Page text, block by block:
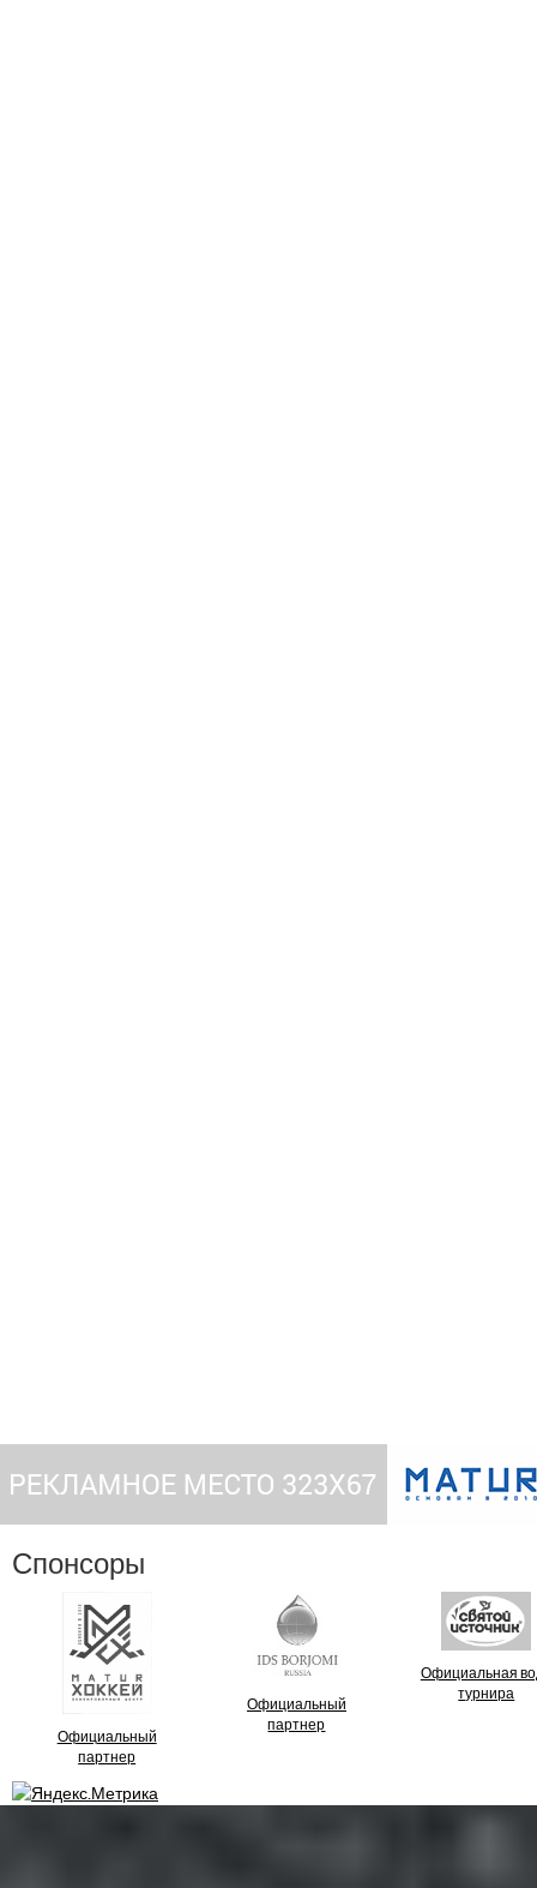
Спонсоры
Официальный
партнер
Официальный
партнер
Официальная
турнира